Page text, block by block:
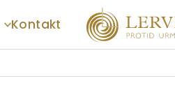
Kontakt